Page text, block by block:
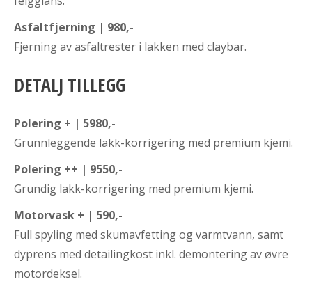
Asfaltfjerning | 980,-
Fjerning av asfaltrester i lakken med claybar.
DETALJ TILLEGG
Polering + | 5980,-
Grunnleggende lakk-korrigering med premium kjemi.
Polering ++ | 9550,-
Grundig lakk-korrigering med premium kjemi.
Motorvask + | 590,-
Full spyling med skumavfetting og varmtvann, samt
dyprens med detailingkost inkl. demontering av øvre
motordeksel.